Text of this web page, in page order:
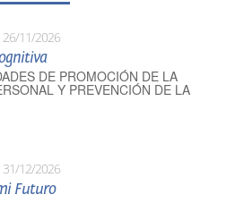
26/11/2026
DE PROMOCIÓN DE LA
Y PREVENCIÓN DE LA
31/12/2026
Futuro